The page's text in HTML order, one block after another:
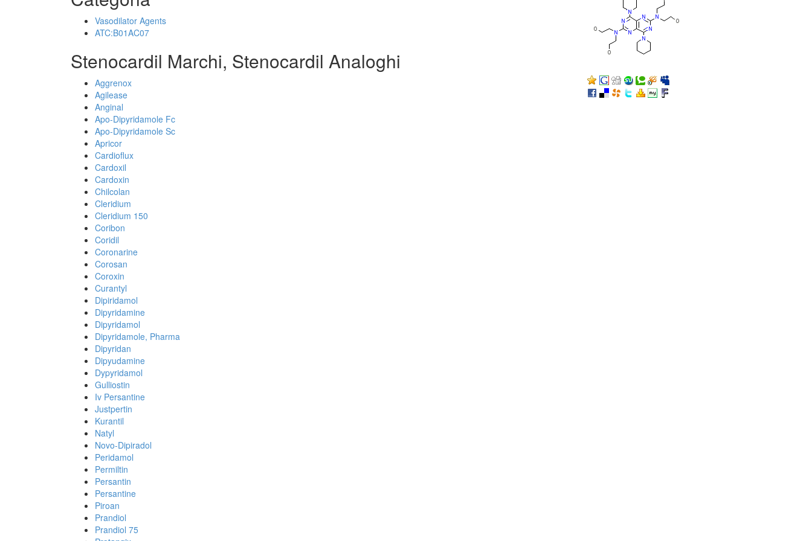
Vasodilator Agents
ATC:B01AC07
Stenocardil Marchi, Stenocardil Analoghi
Aggrenox
Agilease
Anginal
Apo-Dipyridamole Fc
Apo-Dipyridamole Sc
Apricor
Cardioflux
Cardoxil
Cardoxin
Chilcolan
Cleridium
Cleridium 150
Coribon
Coridil
Coronarine
Corosan
Coroxin
Curantyl
Dipiridamol
Dipyridamine
Dipyridamol
Dipyridamole, Pharma
Dipyridan
Dipyudamine
Dypyridamol
Gulliostin
Iv Persantine
Justpertin
Kurantil
Natyl
Novo-Dipiradol
Peridamol
Permiltin
Persantin
Persantine
Piroan
Prandiol
Prandiol 75